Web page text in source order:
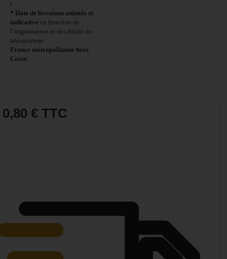
i
* Date de livraison estimée et
indicative en fonction de
l’organisation et des délais du
transporteur.
France métropolitaine hors
Corse.
0,80 € TTC